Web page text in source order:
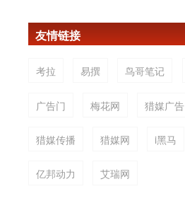
友情链接
考拉 易撰 鸟哥笔记
广告门 梅花网 猎媒广告
猎媒传播 猎媒网 i黑马
亿邦动力 艾瑞网